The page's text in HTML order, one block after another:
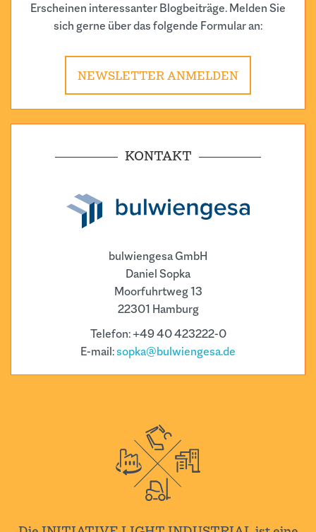
Erscheinen interessanter Blogbeiträge. Melden Sie
sich gerne über das folgende Formular an:
NEWSLETTER ANMELDEN
KONTAKT
bulwiengesa GmbH
Daniel Sopka
Moorfuhrtweg 13
22301 Hamburg
Telefon: +49 40 423222-0
E-mail:sopka@bulwiengesa.de